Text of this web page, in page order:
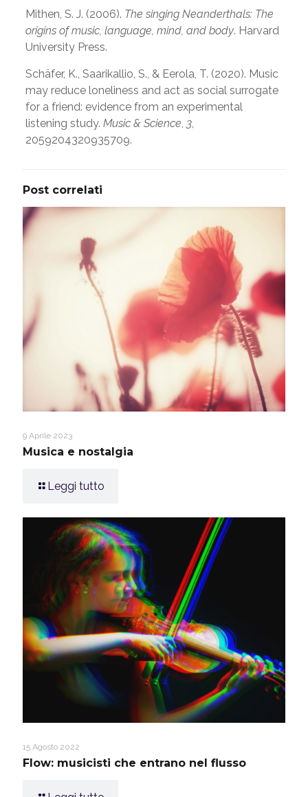
Mithen, S. J. (2006). The singing Neanderthals: The
origins of music, language, mind, and body. Harvard
University Press.
Schäfer, K., Saarikallio, S., & Eerola, T. (2020). Music
may reduce loneliness and act as social surrogate
for a friend: evidence from an experimental
listening study. Music & Science 3,
2059204320935709.
Post correlati
9 Aprile 2023
Musica e nostalgia
Leggi tutto
15 Agosto 2022
Flow: musicisti che entrano nel flusso